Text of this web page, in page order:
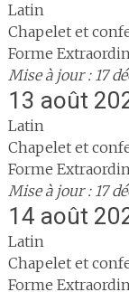
Latin
Chapelet et
Forme
Mise à jour : 17
13 août
Latin
Chapelet et
Forme
Mise à jour : 17
14 août
Latin
Chapelet et
Forme